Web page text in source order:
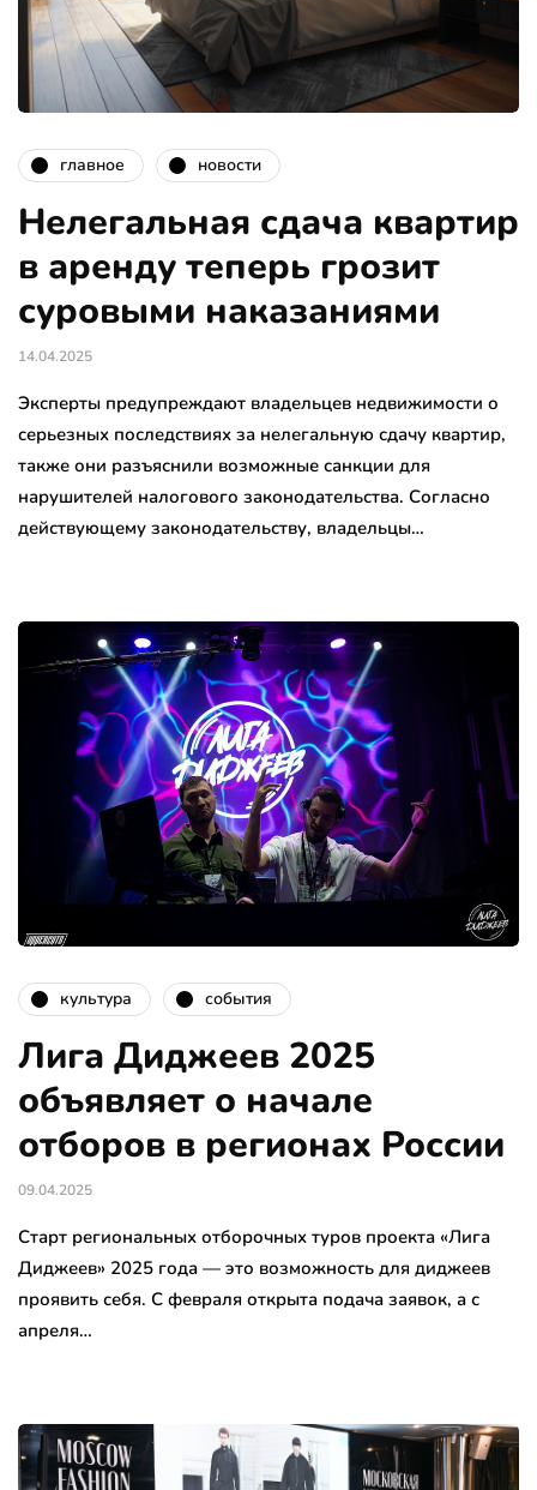
главное новости
Нелегальная сдача квартир
в аренду теперь грозит
суровыми наказаниями
14.04.2025
Эксперты предупреждают владельцев недвижимости о
серьезных последствиях за нелегальную сдачу квартир,
также они разъяснили возможные санкции для
нарушителей налогового законодательства. Согласно
действующему законодательству, владельцы…
культура события
Лига Диджеев 2025
объявляет о начале
отборов в регионах России
09.04.2025
Старт региональных отборочных туров проекта «Лига
Диджеев» 2025 года — это возможность для диджеев
проявить себя. С февраля открыта подача заявок, а с
апреля…